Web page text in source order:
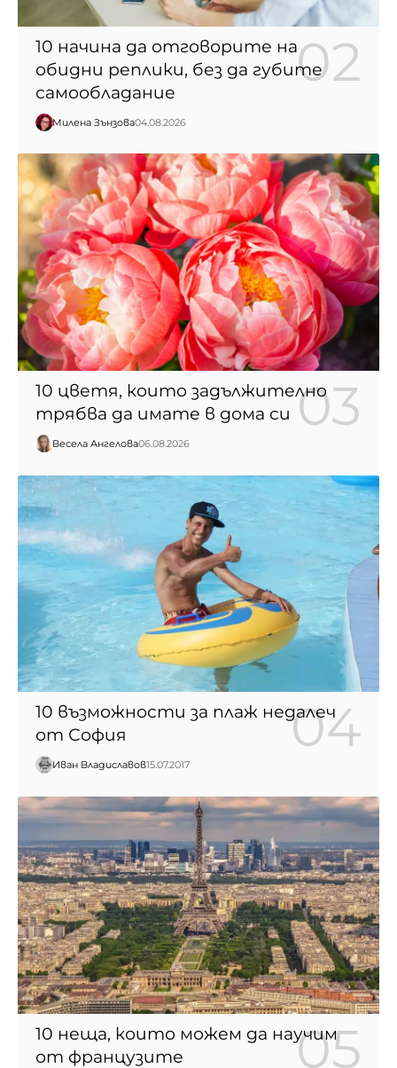
10 начина да отговорите на
обидни реплики, без да губите
самообладание
Милена Зънзова04.08.2026
10 цветя, които задължително
трябва да имате в дома си
Весела Ангелова06.08.2026
10 възможности за плаж недалеч
от София
Иван Владиславов15.07.2017
10 неща, които можем да научим
от французите